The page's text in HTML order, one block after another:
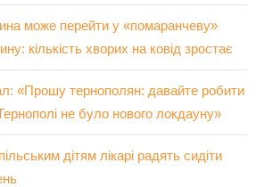
може перейти у «помаранчеву»
кількість хворих на ковід зростає
«Прошу тернополян: давайте робити
не було нового локдауну»
дітям лікарі радять сидіти